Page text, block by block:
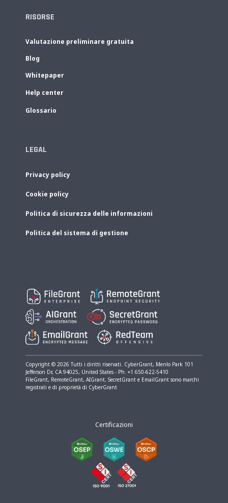
RISORSE
Valutazione preliminare gratuita
Blog
Whitepaper
Help center
Glossario
LEGAL
Privacy policy
Cookie policy
Politica di sicurezza delle informazioni
Politica del sistema di gestione
Copyright © 2026 Tutti i diritti riservati. CyberGrant, Menlo Park​ 101
Jefferson Dr, CA 94025, United States - Ph. +1 650-622-5410
FileGrant, RemoteGrant, AIGrant, SecretGrant e EmailGrant sono marchi
registrati e di proprietà di CyberGrant
Certificazioni